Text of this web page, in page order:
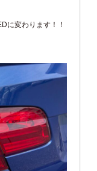
に変わります！！